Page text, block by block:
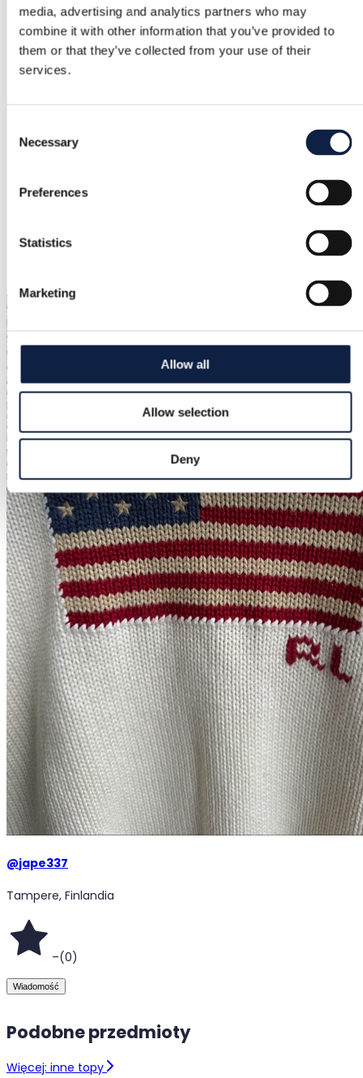
media, advertising and analytics partners who may
combine it with other information that you’ve provided to
them or that they’ve collected from your use of their
services.
Selection
Necessary
Preferences
Statistics
Marketing
Allow all
Allow selection
Deny
Podobne przedmioty
Więcej: inne topy
Marka
Polo Ralph Lauren
Rozmiar
Kolor
Dodane
@jape337
Tampere, Finlandia
–(0)
Wiadomość